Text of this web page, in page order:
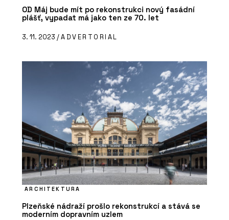
OD Máj bude mít po rekonstrukci nový fasádní
plášť, vypadat má jako ten ze 70. let
3. 11. 2023 /ADVERTORIAL
ARCHITEKTURA
Plzeňské nádraží prošlo rekonstrukcí a stává se
moderním dopravním uzlem